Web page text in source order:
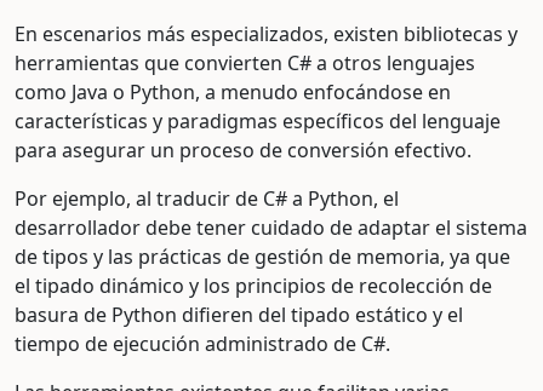
En escenarios más especializados, existen bibliotecas y
herramientas que convierten C# a otros lenguajes
como Java o Python, a menudo enfocándose en
características y paradigmas específicos del lenguaje
para asegurar un proceso de conversión efectivo.
Por ejemplo, al traducir de C# a Python, el
desarrollador debe tener cuidado de adaptar el sistema
de tipos y las prácticas de gestión de memoria, ya que
el tipado dinámico y los principios de recolección de
basura de Python difieren del tipado estático y el
tiempo de ejecución administrado de C#.